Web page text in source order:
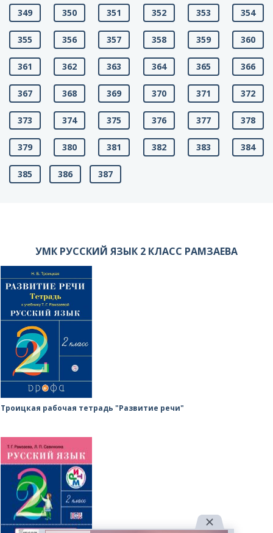
349 350 351 352 353 354
355 356 357 358 359 360
361 362 363 364 365 366
367 368 369 370 371 372
373 374 375 376 377 378
379 380 381 382 383 384
385 386 387
УМК РУССКИЙ ЯЗЫК 2 КЛАСС РАМЗАЕВА
Троицкая рабочая тетрадь "Развитие речи"